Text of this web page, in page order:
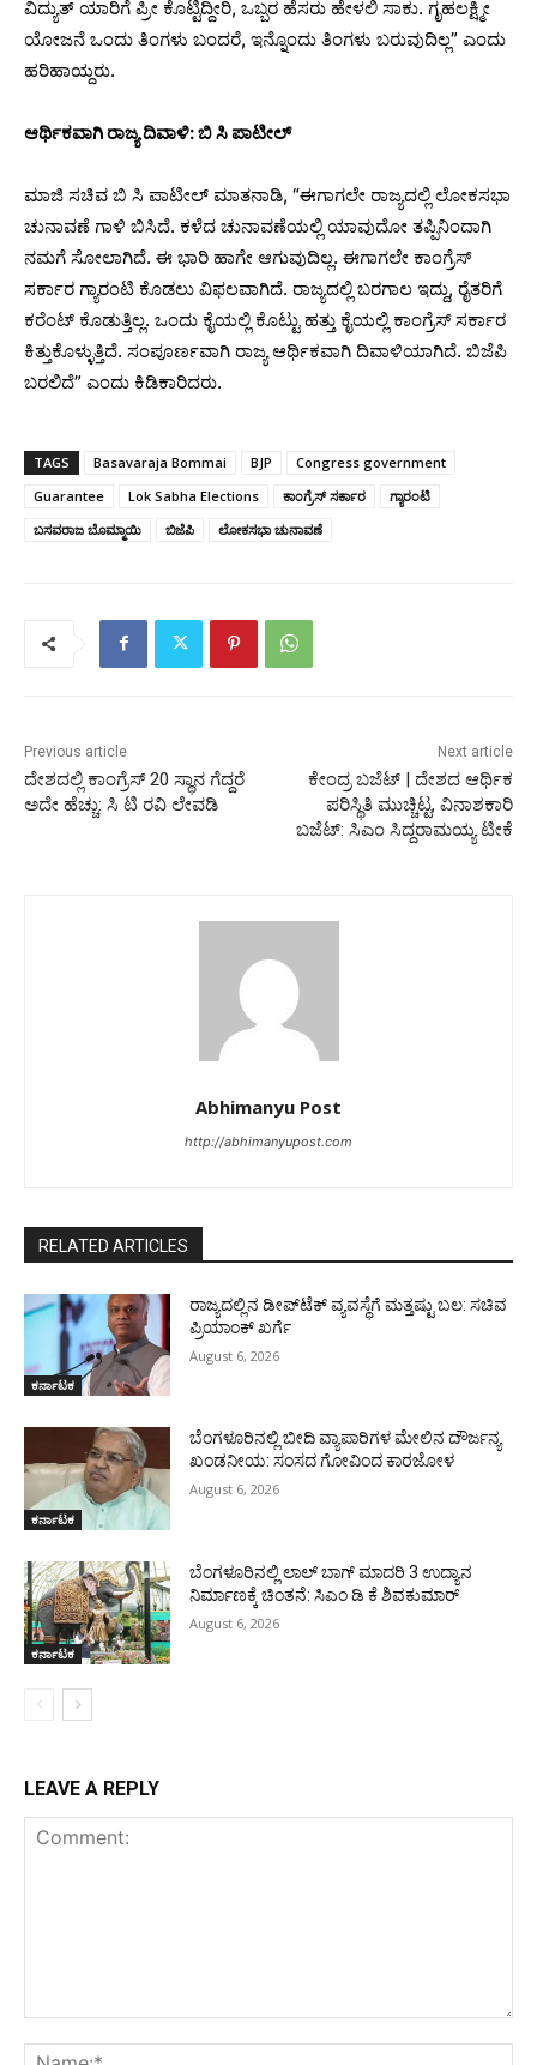
ವಿದ್ಯುತ್ ಯಾರಿಗೆ ಪ್ರೀ ಕೊಟ್ಟಿದ್ದೀರಿ, ಒಬ್ಬರ ಹೆಸರು ಹೇಳಲಿ ಸಾಕು. ಗೃಹಲಕ್ಷ್ಮೀ
ಯೋಜನೆ ಒಂದು ತಿಂಗಳು ಬಂದರೆ, ಇನ್ನೊಂದು ತಿಂಗಳು ಬರುವುದಿಲ್ಲ” ಎಂದು
ಹರಿಹಾಯ್ದರು.
ಆರ್ಥಿಕವಾಗಿ ರಾಜ್ಯ ದಿವಾಳಿ: ಬಿ ಸಿ ಪಾಟೀಲ್
ಮಾಜಿ ಸಚಿವ ಬಿ ಸಿ ಪಾಟೀಲ್ ಮಾತನಾಡಿ, “ಈಗಾಗಲೇ ರಾಜ್ಯದಲ್ಲಿ ಲೋಕಸಭಾ
ಚುನಾವಣೆ ಗಾಳಿ ಬಿಸಿದೆ. ಕಳೆದ ಚುನಾವಣೆಯಲ್ಲಿ ಯಾವುದೋ ತಪ್ಪಿನಿಂದಾಗಿ
ನಮಗೆ ಸೋಲಾಗಿದೆ. ಈ ಭಾರಿ ಹಾಗೇ ಆಗುವುದಿಲ್ಲ. ಈಗಾಗಲೇ ಕಾಂಗ್ರೆಸ್
ಸರ್ಕಾರ ಗ್ಯಾರಂಟಿ ಕೊಡಲು ವಿಫಲವಾಗಿದೆ. ರಾಜ್ಯದಲ್ಲಿ ಬರಗಾಲ ಇದ್ದು, ರೈತರಿಗೆ
ಕರೆಂಟ್ ಕೊಡುತ್ತಿಲ್ಲ. ಒಂದು ಕೈಯಲ್ಲಿ ಕೊಟ್ಟು ಹತ್ತು ಕೈಯಲ್ಲಿ ಕಾಂಗ್ರೆಸ್ ಸರ್ಕಾರ
ಕಿತ್ತುಕೊಳ್ಳುತ್ತಿದೆ. ಸಂಪೂರ್ಣವಾಗಿ ರಾಜ್ಯ ಆರ್ಥಿಕವಾಗಿ ದಿವಾಳಿಯಾಗಿದೆ. ಬಿಜೆಪಿ
ಬರಲಿದೆ” ಎಂದು ಕಿಡಿಕಾರಿದರು.
TAGS Basavaraja Bommai BJP
Congress government
Guarantee
Lok Sabha Elections ಕಾಂಗ್ರೆಸ್‌ ಸರ್ಕಾರ
ಗ್ಯಾರಂಟಿ
ಬಸವರಾಜ ಬೊಮ್ಮಾಯಿ
ಬಿಜೆಪಿ ಲೋಕಸಭಾ ಚುನಾವಣೆ
Previous article
ದೇಶದಲ್ಲಿ ಕಾಂಗ್ರೆಸ್‌ 20 ಸ್ಥಾನ ಗೆದ್ದರೆ
ಅದೇ ಹೆಚ್ಚು: ಸಿ ಟಿ ರವಿ ಲೇವಡಿ
Next article
ಕೇಂದ್ರ ಬಜೆಟ್‌ | ದೇಶದ ಆರ್ಥಿಕ
ಪರಿಸ್ಥಿತಿ ಮುಚ್ಚಿಟ್ಟ, ವಿನಾಶಕಾರಿ
ಬಜೆಟ್: ಸಿಎಂ ಸಿದ್ದರಾಮಯ್ಯ ಟೀಕೆ
Abhimanyu Post
http://abhimanyupost.com
RELATED ARTICLES
ಕರ್ನಾಟಕ
ರಾಜ್ಯದಲ್ಲಿನ ಡೀಪ್‌ಟೆಕ್‌ ವ್ಯವಸ್ಥೆಗೆ ಮತ್ತಷ್ಟು ಬಲ: ಸಚಿವ
ಪ್ರಿಯಾಂಕ್ ಖರ್ಗೆ
August 6, 2026
ಕರ್ನಾಟಕ
ಬೆಂಗಳೂರಿನಲ್ಲಿ ಬೀದಿ ವ್ಯಾಪಾರಿಗಳ ಮೇಲಿನ ದೌರ್ಜನ್ಯ
ಖಂಡನೀಯ: ಸಂಸದ ಗೋವಿಂದ ಕಾರಜೋಳ
August 6, 2026
ಕರ್ನಾಟಕ
ಬೆಂಗಳೂರಿನಲ್ಲಿ ಲಾಲ್ ಬಾಗ್ ಮಾದರಿ 3 ಉದ್ಯಾನ
ನಿರ್ಮಾಣಕ್ಕೆ ಚಿಂತನೆ: ಸಿಎಂ ಡಿ ಕೆ ಶಿವಕುಮಾರ್
August 6, 2026
LEAVE A REPLY